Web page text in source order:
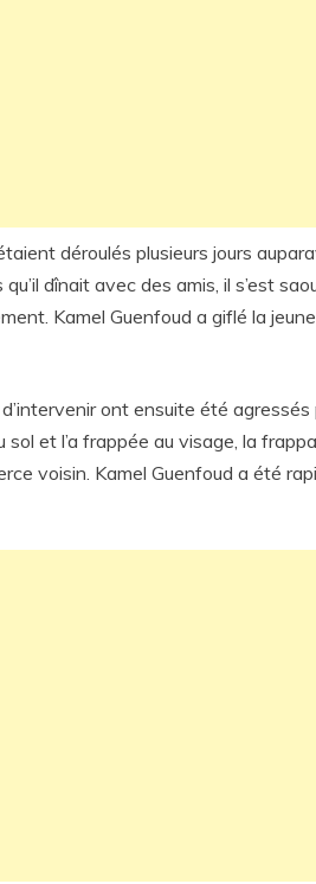
déroulés plusieurs jours
dînait avec des amis, il s’est
Kamel Guenfoud a giflé la
ont ensuite été agressés
sol et l’a frappée au visage, la
voisin. Kamel Guenfoud a été